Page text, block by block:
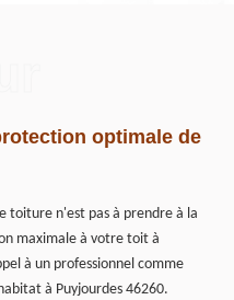
optimale de
toiture n'est pas à prendre à la
maximale à votre toit à
à un professionnel comme
à Puyjourdes 46260.